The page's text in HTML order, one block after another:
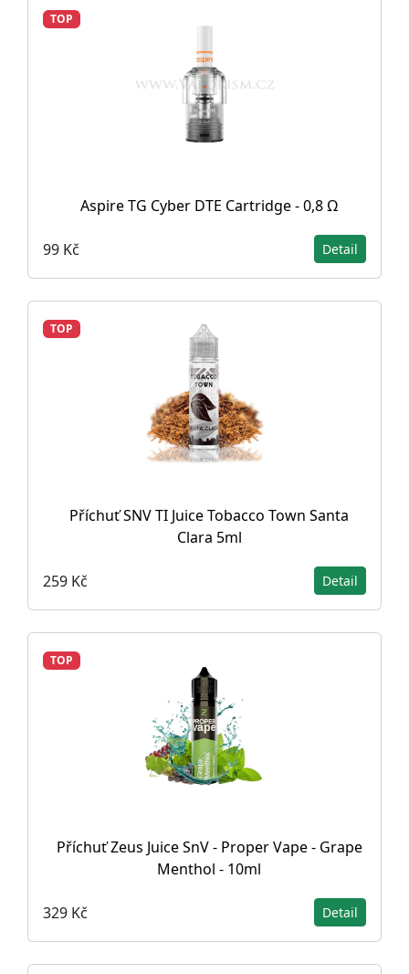
TOP
Aspire TG Cyber DTE Cartridge - 0,8 Ω
99 Kč Detail
TOP
Příchuť SNV TI Juice Tobacco Town Santa
Clara 5ml
259 Kč Detail
TOP
Příchuť Zeus Juice SnV - Proper Vape - Grape
Menthol - 10ml
329 Kč Detail